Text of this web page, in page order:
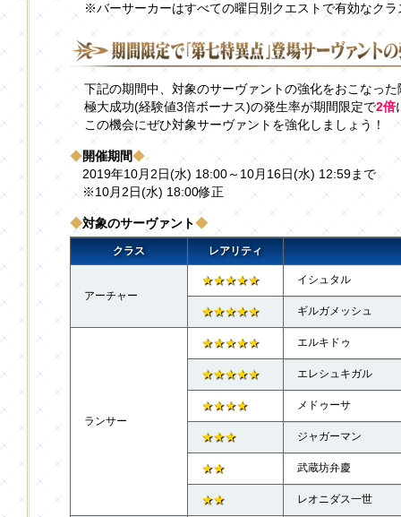
※バーサーカーはすべての曜日別クエストで有効なクラ
下記の期間中、対象のサーヴァントの強化をおこなっ
極大成功(経験値3倍ボーナス)の発生率が期間限定で2倍
この機会にぜひ対象サーヴァントを強化しましょう！
◆開催期間◆
2019年10月2日(水) 18:00～10月16日(水) 12:59まで
※10月2日(水) 18:00修正
◆対象のサーヴァント◆
クラス レアリティ
アーチャー
★★★★★ イシュタル
★★★★★ ギルガメッシュ
ランサー
★★★★★ エルキドゥ
★★★★★ エレシュキガル
★★★★ メドゥーサ
★★★ ジャガーマン
★★ 武蔵坊弁慶
★★ レオニダス一世